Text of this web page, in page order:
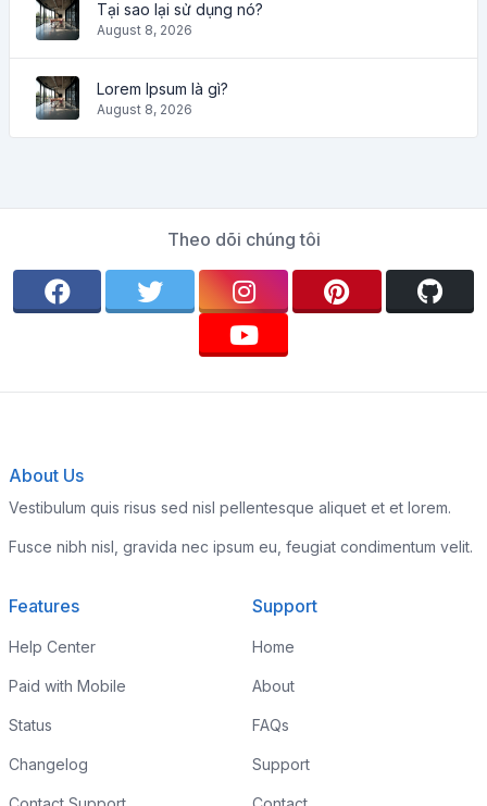
Tại sao lại sử dụng nó?
August 8, 2026
Lorem Ipsum là gì?
August 8, 2026
Theo dõi chúng tôi
About Us
Vestibulum quis risus sed nisl pellentesque aliquet et et lorem.
Fusce nibh nisl, gravida nec ipsum eu, feugiat condimentum velit.
Features
Help Center
Paid with Mobile
Status
Changelog
Support
Home
About
FAQs
Support